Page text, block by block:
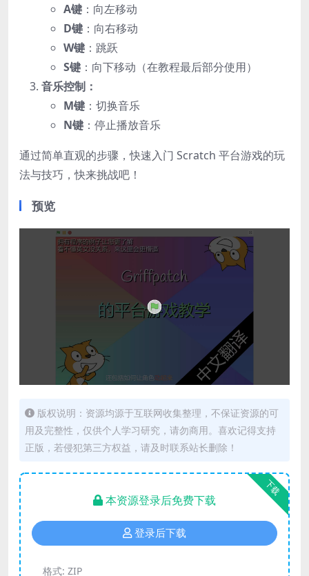
A键 ：向左移动
D键 ：向右移动
W键 ：跳跃
S键 ：向下移动（在教程最后部分使用）
音乐控制：
M键 ：切换音乐
N键 ：停止播放音乐
通过简单直观的步骤，快速入门 Scratch 平台游戏的玩
法与技巧，快来挑战吧！
预览
版权说明：资源均源于互联网收集整理，不保证资源的可
用及完整性，仅供个人学习研究，请勿商用。喜欢记得支持
正版，若侵犯第三方权益，请及时联系站长删除！
下载
本资源登录后免费下载
登录后下载
格式: ZIP